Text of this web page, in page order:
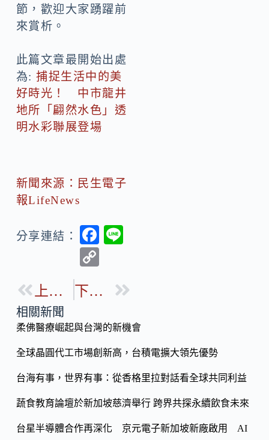
節，歡迎大家踴躍前
來賞析。
此篇文章最開始出處
為:捕捉生活中的美
好時光！ 中市龍井
地所「翩然水色」透
明水彩聯展登場
新聞來源：民生電子
報LifeNews
分享連結：
F
b
o
k
p
Li
n
k
上一篇 下一篇
相關新聞
柔佛醫療崛起與台灣的新機會
全球晶圓代工市場創新高，台積電擴大領先優勢
台海有事，世界有事：從香格里拉對話看全球共同利益
蔬食教育論壇於新加坡慈濟舉行 跨界共探永續飲食未來
台星半導體合作再深化 京元電子新加坡新廠啟用 AI